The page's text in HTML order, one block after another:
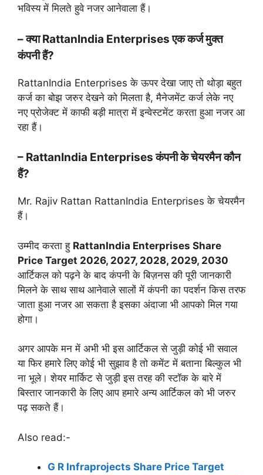
भविस्य में मिलते हुवे नजर आनेवाला हैं।
– क्या RattanIndia Enterprises एक कर्ज मुक्त
कंपनी हैं?
RattanIndia Enterprises के ऊपर देखा जाए तो थोड़ा बहुत
कर्ज का बोझ जरुर देखने को मिलता है, मैनेजमेंट कर्ज लेके नए
नए प्रोजेक्ट में काफी बड़ी मात्रा में इन्वेस्टमेंट करता हुआ नजर आ
रहा हैं।
– RattanIndia Enterprises कंपनी के चेयरमैन कौन
हैं?
Mr. Rajiv Rattan RattanIndia Enterprises के चेयरमैन
हैं।
उम्मीद करता हु RattanIndia Enterprises Share
Price Target 2026, 2027, 2028, 2029, 2030
आर्टिकल को पढ़ने के बाद कंपनी के बिज़नस की पूरी जानकारी
मिलने के साथ साथ आनेवाले सालों में कंपनी का पदर्शन किस तरफ
जाता हुआ नजर आ सकता है इसका अंदाजा भी आपको मिल गया
होगा।
अगर आपके मन में अभी भी इस आर्टिकल से जुड़ी कोई भी सवाल
या फिर हमारे लिए कोई भी सुझाव है तो कमेंट में बताना बिल्कुल भी
ना भूले। शेयर मार्किट से जुड़ी इस तरह की स्टॉक के बारे में
बिस्तार जानकारी के लिए आप हमारे अन्य आर्टिकल को भी जरुर
पढ़ सकते हैं।
Also read:-
G R Infraprojects Share Price Target